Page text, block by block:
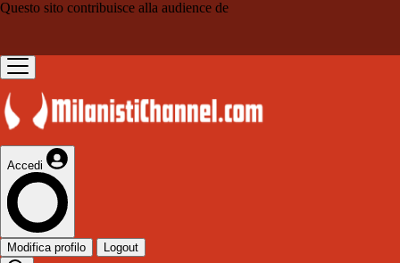
Questo sito contribuisce alla audience de
Accedi
Modifica profilo Logout